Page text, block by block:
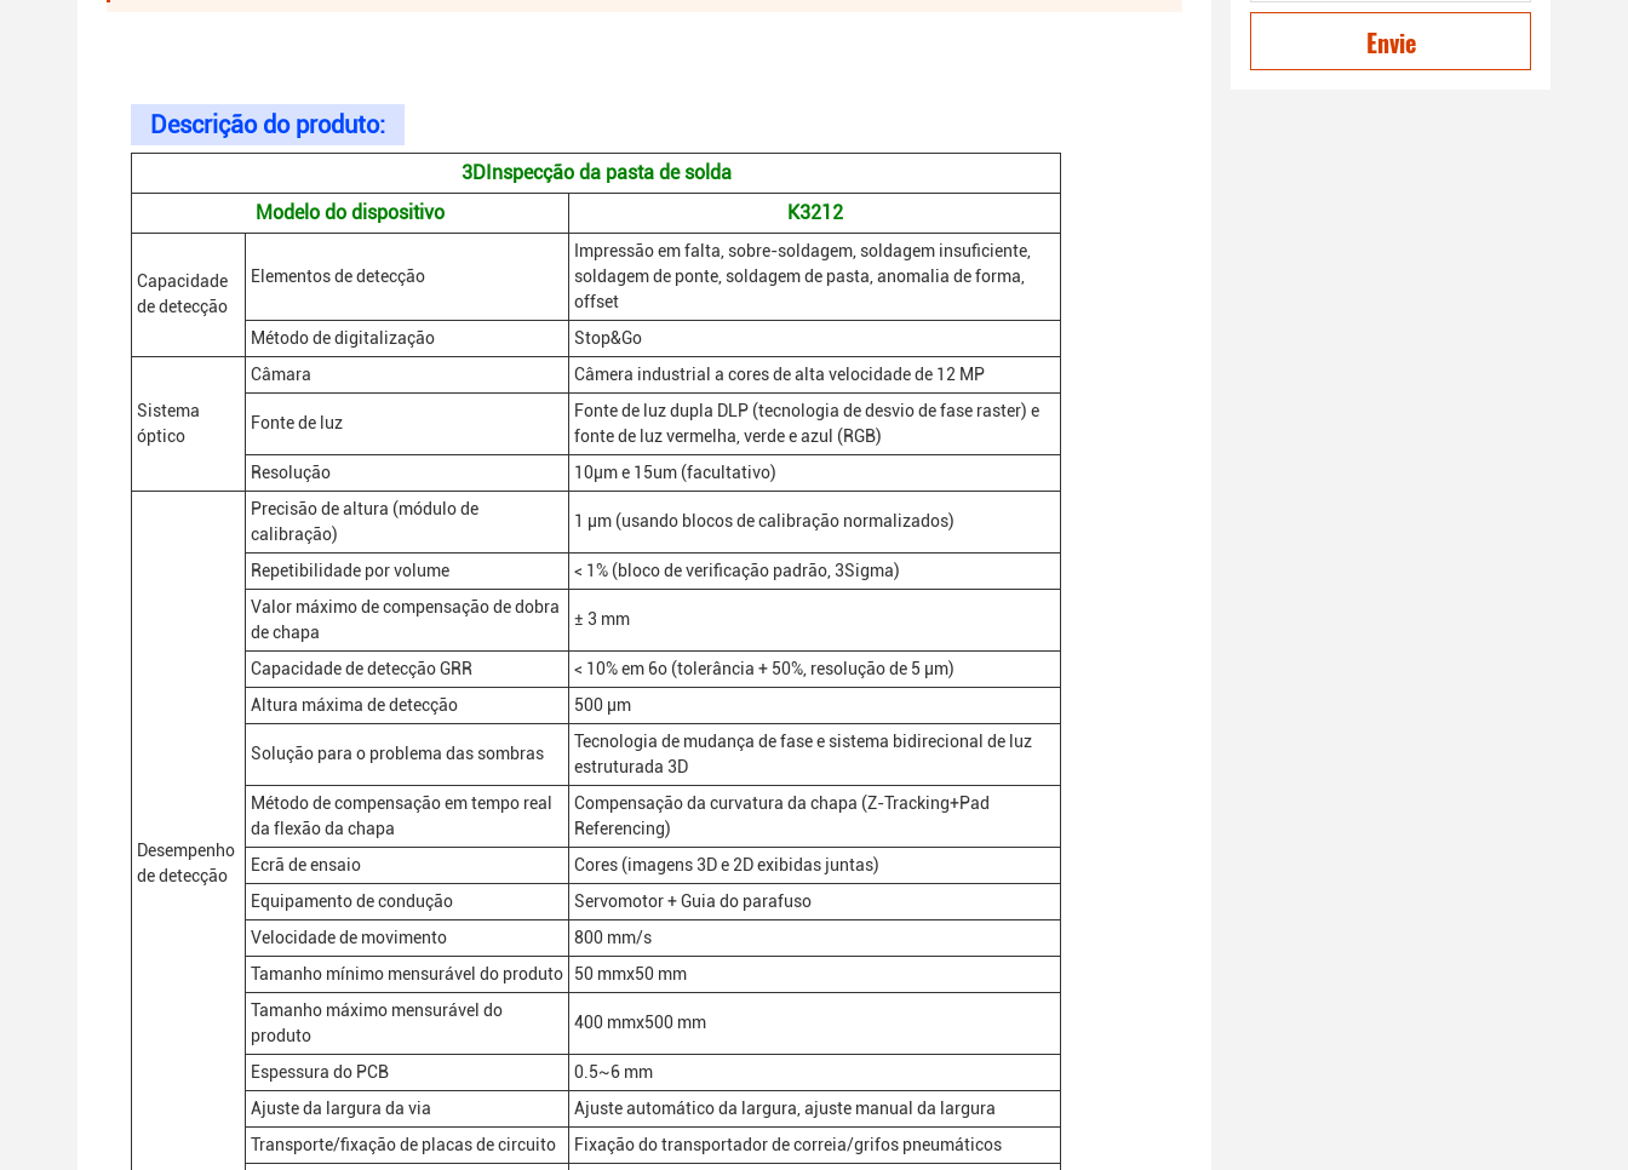
Descrição do produto:
3DInspecção da pasta de solda
Modelo do dispositivo
K3212
Capacidade
de detecção
Elementos de detecção
Impressão em falta, sobre-soldagem, soldagem insuficiente,
soldagem de ponte, soldagem de pasta, anomalia de forma,
offset
Método de digitalização
Stop&Go
Sistema
óptico
Câmara Câmera industrial a cores de alta velocidade de 12 MP
Fonte de luz
Fonte de luz dupla DLP (tecnologia de desvio de fase raster) e
fonte de luz vermelha, verde e azul (RGB)
Resolução
10μm e 15um (facultativo)
Desempenho
de detecção
Precisão de altura (módulo de
calibração)
1 μm (usando blocos de calibração normalizados)
Repetibilidade por volume
< 1% (bloco de verificação padrão, 3Sigma)
Valor máximo de compensação de dobra
de chapa
± 3 mm
Capacidade de detecção GRR
< 10% em 6o (tolerância + 50%, resolução de 5 μm)
Altura máxima de detecção
500 μm
Solução para o problema das sombras
Tecnologia de mudança de fase e sistema bidirecional de luz
estruturada 3D
Método de compensação em tempo real
da flexão da chapa
Compensação da curvatura da chapa (Z-Tracking+Pad
Referencing)
Ecrã de ensaio
Cores (imagens 3D e 2D exibidas juntas)
Equipamento de condução
Servomotor + Guia do parafuso
Velocidade de movimento
800 mm/s
Tamanho mínimo mensurável do produto
50 mmx50 mm
Tamanho máximo mensurável do
produto
400 mmx500 mm
Espessura do PCB
0.5~6 mm
Ajuste da largura da via
Ajuste automático da largura, ajuste manual da largura
Transporte/fixação de placas de circuito
Fixação do transportador de correia/grifos pneumáticos
Envie